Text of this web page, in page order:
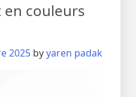
en couleurs
2025 byyaren padak